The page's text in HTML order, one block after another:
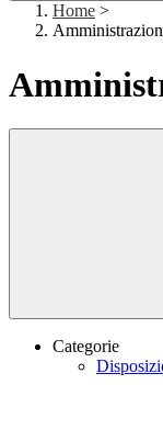
Home >
Categorie